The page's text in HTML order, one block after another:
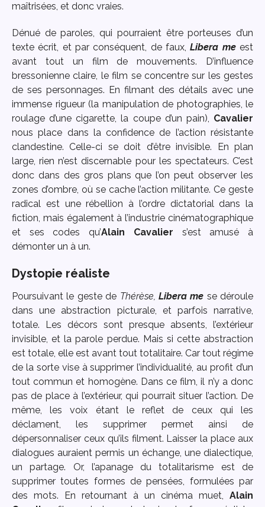
maîtrisées, et donc vraies.
Dénué de paroles, qui pourraient être porteuses d’un
texte écrit, et par conséquent, de faux,Libera meest
avant tout un film de mouvements. D’influence
bressonienne claire, le film se concentre sur les gestes
de ses personnages. En filmant des détails avec une
immense rigueur (la manipulation de photographies, le
roulage d’une cigarette, la coupe d’un pain), Cavalier
nous place dans la confidence de l’action résistante
clandestine. Celle-ci se doit d’être invisible. En plan
large, rien n’est discernable pour les spectateurs. C’est
donc dans des gros plans que l’on peut observer les
zones d’ombre, où se cache l’action militante. Ce geste
radical est une rébellion à l’ordre dictatorial dans la
fiction, mais également à l’industrie cinématographique
et ses codes qu’Alain Cavalier s’est amusé à
démonter un à un.
Dystopie réaliste
Poursuivant le geste de Thérèse, Libera me se déroule
dans une abstraction picturale, et parfois narrative,
totale. Les décors sont presque absents, l’extérieur
invisible, et la parole perdue. Mais si cette abstraction
est totale, elle est avant tout totalitaire. Car tout régime
de la sorte vise à supprimer l’individualité, au profit d’un
tout commun et homogène. Dans ce film, il n’y a donc
pas de place à l’extérieur, qui pourrait situer l’action. De
même, les voix étant le reflet de ceux qui les
déclament, les supprimer permet ainsi de
dépersonnaliser ceux qu’ils filment. Laisser la place aux
dialogues auraient permis un échange, une dialectique,
un partage. Or, l’apanage du totalitarisme est de
supprimer toutes formes de pensées, formulées par
des mots. En retournant à un cinéma muet, Alain